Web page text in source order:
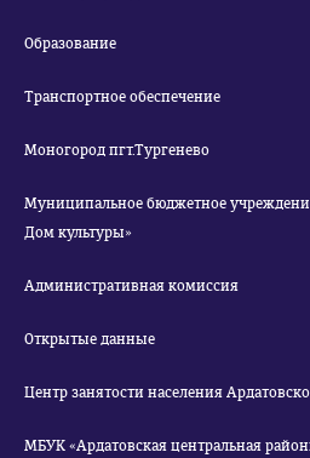
Образование
Транспортное обеспечение
Моногород пгт.Тургенево
Муниципальное бюджетное учреждение «Ардатовский
Дом культуры»
Административная комиссия
Открытые данные
Центр занятости населения
МБУК «Ардатовская центральная